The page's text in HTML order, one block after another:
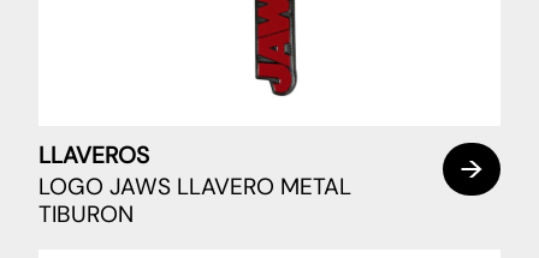
LLAVEROS
LOGO JAWS LLAVERO METAL
TIBURON